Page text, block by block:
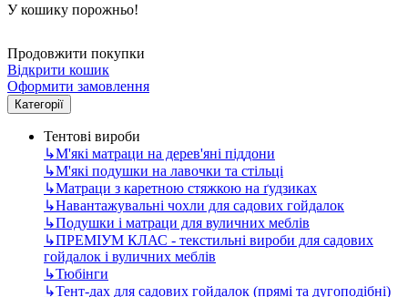
У кошику порожньо!
Продовжити покупки
Відкрити кошик
Оформити замовлення
Категорії
Тентові вироби
↳М'які матраци на дерев'яні піддони
↳М'які подушки на лавочки та стільці
↳Матраци з каретною стяжкою на ґудзиках
↳Навантажувальні чохли для садових гойдалок
↳Подушки і матраци для вуличних меблів
↳ПРЕМІУМ КЛАС - текстильні вироби для садових
гойдалок і вуличних меблів
↳Тюбінги
↳Тент-дах для садових гойдалок (прямі та дугоподібні)